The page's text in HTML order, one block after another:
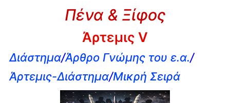
Πένα & Ξίφος
Άρτεμις V
Διάστημα/Άρθρο Γνώμης του ε.α./
Άρτεμις-Διάστημα/Μικρή Σειρά